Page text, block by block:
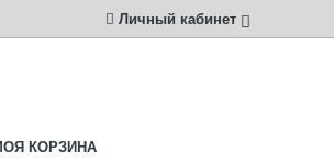
Личный кабинет
КОРЗИНА